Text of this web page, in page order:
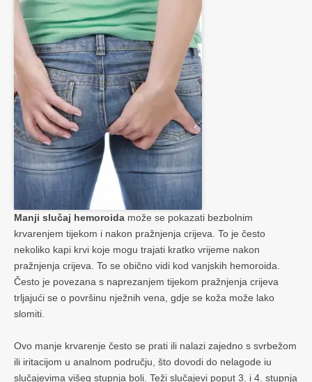
Manji slučaj hemoroida može se pokazati bezbolnim
krvarenjem tijekom i nakon pražnjenja crijeva. To je često
nekoliko kapi krvi koje mogu trajati kratko vrijeme nakon
pražnjenja crijeva. To se obično vidi kod vanjskih hemoroida.
Često je povezana s naprezanjem tijekom pražnjenja crijeva
trljajući se o površinu nježnih vena, gdje se koža može lako
slomiti.
Ovo manje krvarenje često se prati ili nalazi zajedno s svrbežom
ili iritacijom u analnom području, što dovodi do nelagode iu
slučajevima višeg stupnja boli. Teži slučajevi poput 3. i 4. stupnja